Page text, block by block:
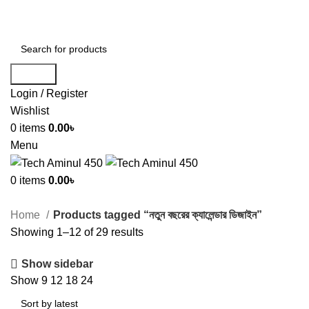
Login / Register
Wishlist
0 items 0.00৳
Menu
0 items 0.00৳
Home
Products tagged “নতুন বছরের ক্যালেন্ডার ডিজাইন”
Showing 1–12 of 29 results
Show sidebar
Show 9 12 18 24